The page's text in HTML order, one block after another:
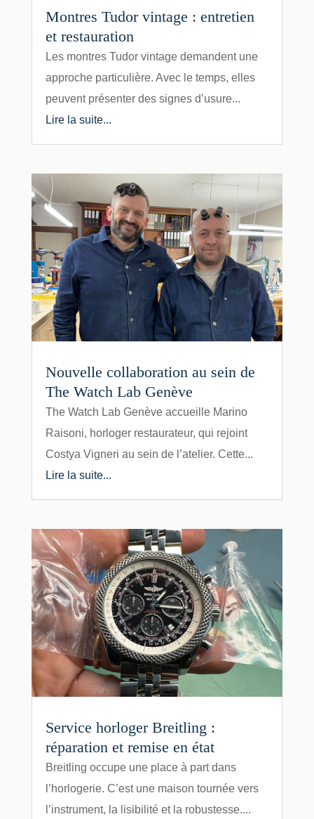
Montres Tudor vintage : entretien
et restauration
Les montres Tudor vintage demandent une
approche particulière. Avec le temps, elles
peuvent présenter des signes d’usure...
Lire la suite...
Nouvelle collaboration au sein de
The Watch Lab Genève
The Watch Lab Genève accueille Marino
Raisoni, horloger restaurateur, qui rejoint
Costya Vigneri au sein de l’atelier. Cette...
Lire la suite...
Service horloger Breitling :
réparation et remise en état
Breitling occupe une place à part dans
l’horlogerie. C’est une maison tournée vers
l’instrument, la lisibilité et la robustesse....